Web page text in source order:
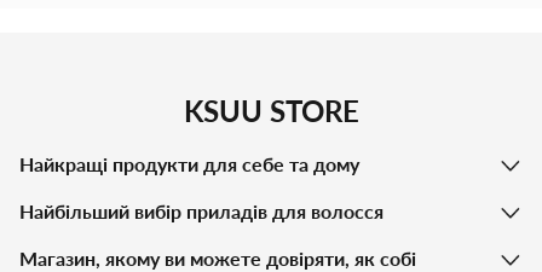
KSUU STORE
Найкращі продукти для себе та дому
Найбільший вибір приладів для волосся
Магазин, якому ви можете довіряти, як собі